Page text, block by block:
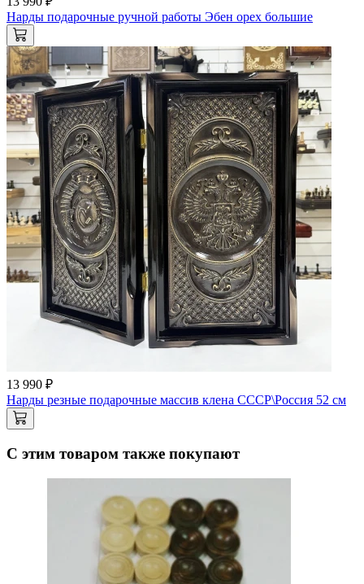
Нарды подарочные ручной работы Эбен орех большие
13 990 ₽
Нарды резные подарочные массив клена СССР\Россия 52 см
С этим товаром также покупают